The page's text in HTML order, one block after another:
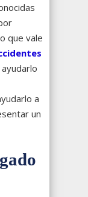
que vale
a
un